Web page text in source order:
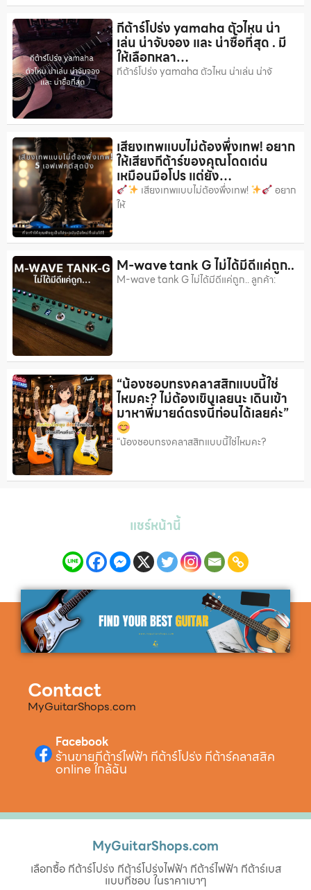
กีต้าร์โปร่ง yamaha ตัวไหน น่า
เล่น น่าจับจอง และ น่าซื้อที่สุด . มี
ให้เลือกหลา…
กีต้าร์โปร่ง yamaha ตัวไหน น่าเล่น น่าจั
เสียงเทพแบบไม่ต้องพึ่งเทพ! อยาก
ให้เสียงกีต้าร์ของคุณโดดเด่น
เหมือนมือโปร แต่ยัง…
เสียงเทพแบบไม่ต้องพึ่งเทพ!
อยาก
ให้
M-wave tank G ไม่ได้มีดีแค่ถูก..
M-wave tank G ไม่ได้มีดีแค่ถูก.. ลูกค้า:
“น้องชอบทรงคลาสสิกแบบนี้ใช่
ไหมคะ? ไม่ต้องเขินเลยนะ เดินเข้า
มาหาพี่มายด์ตรงนี้ก่อนได้เลยค่ะ”
“น้องชอบทรงคลาสสิกแบบนี้ใช่ไหมคะ?
แชร์หน้านี้
Contact
MyGuitarShops.com
Facebook
ร้านขายกีต้าร์ไฟฟ้า กีต้าร์โปร่ง กีต้าร์คลาสสิค
online ใกล้ฉัน
MyGuitarShops.com
เลือกซื้อ กีต้าร์โปร่ง กีต้าร์โปร่งไฟฟ้า กีต้าร์ไฟฟ้า กีต้าร์เบส
แบบที่ชอบ ในราคาเบาๆ